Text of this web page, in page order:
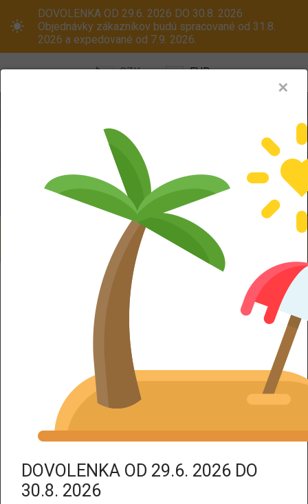
DOVOLENKA OD 29.6. 2026 DO 30.8. 2026
Objednávky zákazníkov budú spracované od 31.8.
2026 a expedované od 7.9. 2026.
CZK EUR
Menu
Oceľové disky ALU kola
Dodáváme aj na Slovensko! Platcom
DPH dodáme tovar bez DPH.
Osobné a SUV
NEXEN N FERA SU4 XL TL
225/45 R17 94W
✕
DOVOLENKA OD 29.6. 2026 DO
30.8. 2026